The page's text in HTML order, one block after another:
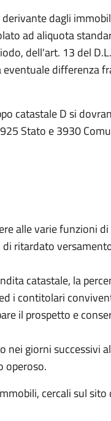
dagli
ad aliquota
dell'art. 13 del
differenza
catastale D si
Stato e 3930
alle varie funzioni
ritardato
catastale, la
i contitolari
il prospetto e
giorni successivi
operoso.
cercali sul sito